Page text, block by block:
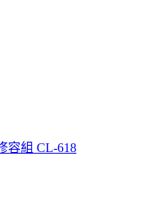
容組 CL-618